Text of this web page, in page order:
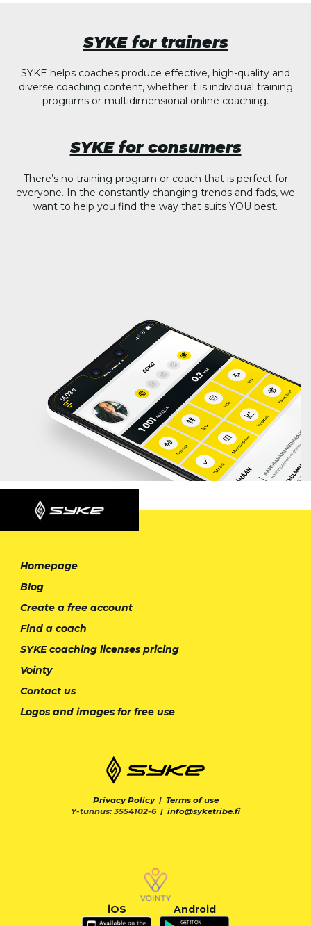
SYKE for trainers
SYKE helps coaches produce effective, high-quality and
diverse coaching content, whether it is individual training
programs or multidimensional online coaching.
SYKE for consumers
There’s no training program or coach that is perfect for
everyone. In the constantly changing trends and fads, we
want to help you find the way that suits YOU best.
Homepage
Blog
Create a free account
Find a coach
SYKE coaching licenses pricing
Vointy
Contact us
Logos and images for free use
Privacy Policy| Terms of use
Y-tunnus: 3554102-6 | info@syketribe.fi
iOS Android